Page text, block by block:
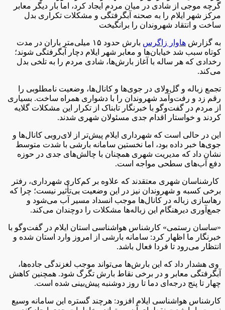
گرچه موجی از شادی در میان مردم ایجاد کرد، اما بار دیگر معابر
مرکز شهر ایلام را به صحنه آبگرفتگی و مشکلات تکراری بدل
ساخت و انتقاد شهروندان را برانگیخت
به گزارش هاوار زاگرس
بارش حدود ۱۵ میلی‌متر باران در مدت
کوتاه سبب شد خیابان‌ها و معابر شهر ایلام دچار آبگرفتگی شوند؛
رخدادی که هر ساله با آغاز بارش‌ها، شادی مردم را به تلخی بدل
می‌کند.
تجمع زباله و گل‌ولای در جوی‌ها و کانال‌ها، وضعیت نامطلوبی را
رقم زد و رفت‌وآمد شهروندان را با دشواری همراه ساخت. بسیاری
از مردم در گفت‌و‌گو با خبرنگار تابناک از تکرار این مشکلات گلایه
کردند و خواستار اقدام جدی مسئولان شهری شدند.
این در حالی است که شهرداری ایلام پیش‌تر از لای‌روبی کانال‌ها و
جوی‌ها خبر داده بود، اما نخستین سامانه بارشی با شدت متوسط
نشان داد که مدیریت شهری همچنان با چالش‌های جدی در حوزه
دفع آب‌های سطحی مواجه است.
کارشناسان شهری معتقدند که علاوه بر کم‌کاری شهرداری، رفتر
برخی کسبه و شهروندان نیز در این وضعیت بی‌تأثیر نیست؛ چرا که
رهاسازی زباله در کانال‌ها موجب انسداد مسیر آب می‌شود و
جمع‌آوری دیرهنگام این زباله‌ها مشکلات را دوچندان می‌کند.
«ساسان رستمی» کارشناس هواشناسی استان ایلام در گفت‌و‌گو با
خبرنگار ما اظهار کرد: سامانه بارشی از امروز وارد استان شده و
انتظار می‌رود تا فردا فعال باشد.
وی هشدار داد که این بارش‌ها می‌تواند موجب لغزندگی جاده‌ها،
آبگرفتگی معابر و در برخی نقاط بارش تگرگ شود. همچنین کاهش
چهار تا پنج درجه‌ای دما تا روز دوشنبه پیش‌بینی شده است.
کارشناس هواشناسی ایلام افزود: هرچند گستره این سامانه وسیع